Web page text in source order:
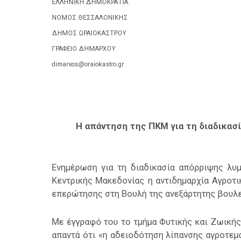
ΕΛΛΗΝΙΚΗ ΔΗΜΟΚΡΑΤΙΑ
ΝΟΜΟΣ ΘΕΣΣΑΛΟΝΙΚΗΣ
ΔΗΜΟΣ ΩΡΑΙΟΚΑΣΤΡΟΥ
ΓΡΑΦΕΙΟ ΔΗΜΑΡΧΟΥ
dimarxos@oraiokastro.gr
Η απάντηση της ΠΚΜ για τη
Ενημέρωση για τη διαδικασία απόρριψης
Κεντρικής Μακεδονίας η αντιδημαρχία
επερώτησης στη Βουλή της ανεξάρτητης
Με έγγραφό του το τμήμα Φυτικής και
απαντά ότι «η αδειοδότηση λίπανσης